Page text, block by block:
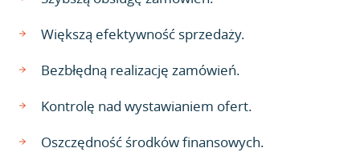
Większą efektywność sprzedaży.
Bezbłędną realizację zamówień.
Kontrolę nad wystawianiem ofert.
Oszczędność środków finansowych.